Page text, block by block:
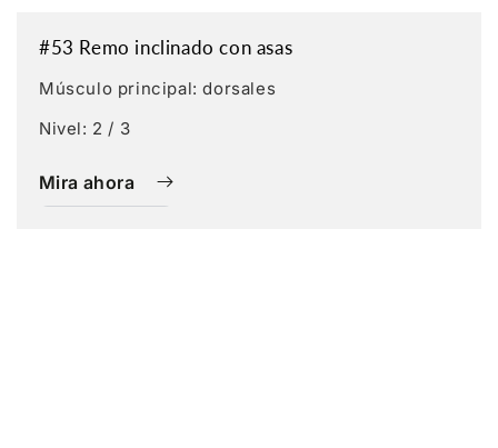
#53 Remo inclinado con asas
Músculo principal: dorsales
Nivel: 2 / 3
Mira ahora